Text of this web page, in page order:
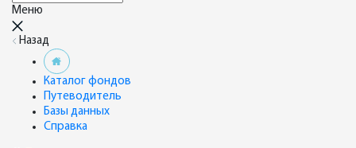
Меню
Назад
Каталог фондов
Путеводитель
Базы данных
Справка